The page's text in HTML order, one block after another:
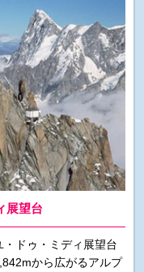
展望台
ドゥ・ミディ展望台
から広がるアルプ